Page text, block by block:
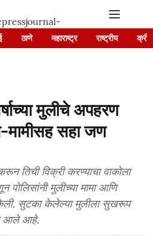
ठाणे महाराष्ट्र राष्ट्रीय
मुलीचे अपहरण
मामीसह सहा जण
तिची विक्री करण्याचा वाकोला
मुलीच्या मामा आणि
सुटका केलेल्या मुलीला सुखरूप
आले आहे.